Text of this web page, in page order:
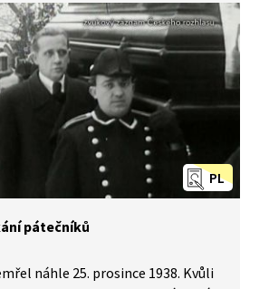
Karla Čapka.
PL
pátečníků
náhle 25. prosince 1938. Kvůli